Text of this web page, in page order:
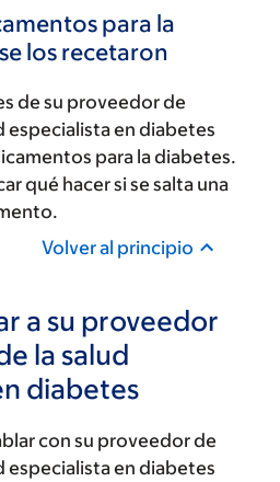
para la
los recetaron
de su proveedor de
especialista en diabetes
para la diabetes.
qué hacer si se salta una
Volver al principio
a su proveedor
la salud
diabetes
con su proveedor de
especialista en diabetes